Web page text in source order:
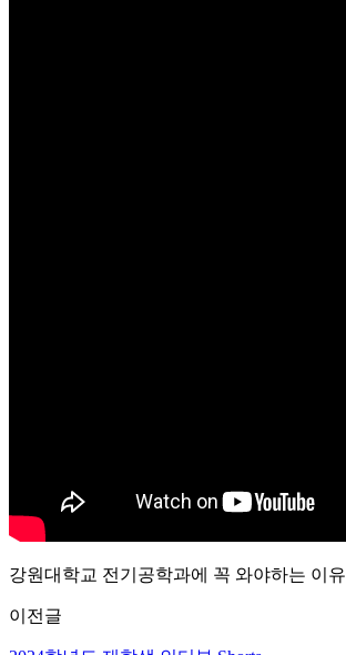
강원대학교 전기공학과에 꼭 와야하는 이유
이전글